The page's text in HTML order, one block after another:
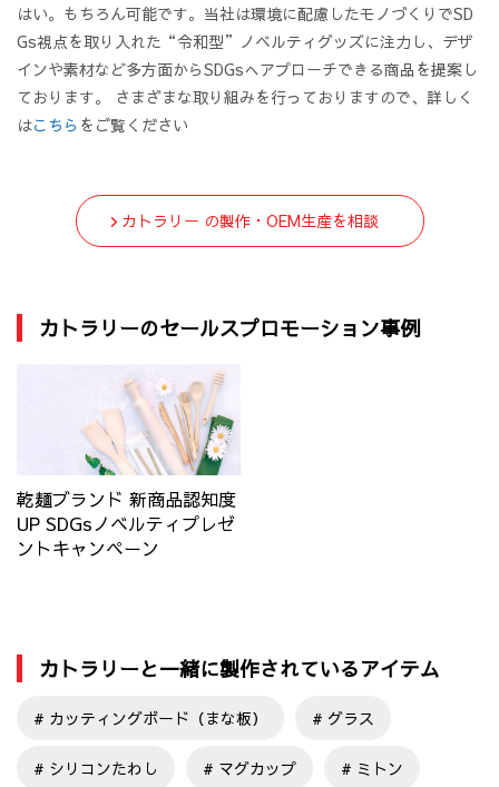
はい。もちろん可能です。当社は環境に配慮したモノづくりでSD
Gs視点を取り入れた“令和型”ノベルティグッズに注力し、デザ
インや素材など多方面からSDGsへアプローチできる商品を提案し
ております。 さまざまな取り組みを行っておりますので、詳しく
はこちら をご覧ください
カトラリー の製作・OEM生産を相談
カトラリーのセールスプロモーション事例
乾麺ブランド 新商品認知度
UP SDGsノベルティプレゼ
ントキャンペーン
カトラリーと一緒に製作されているアイテム
カッティングボード（まな板） グラス
シリコンたわし マグカップ ミトン